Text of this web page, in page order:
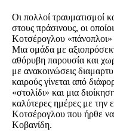
Οι πολλοί τραυματισμοί
στους πράσινους, οι
Κοτσέρογλου «πάνοπλοι»
Μια ομάδα με
αθόρυβη παρουσία και
με ανακοινώσεις
καιρούς γίνεται από
«στολίδι» και μια
καλύτερες ημέρες με την
Κοτσέρογλου που ήρθε να
Κοβανίδη.